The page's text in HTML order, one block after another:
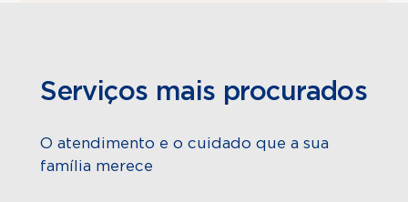
Serviços mais procurados
O atendimento e o cuidado que a sua
família merece